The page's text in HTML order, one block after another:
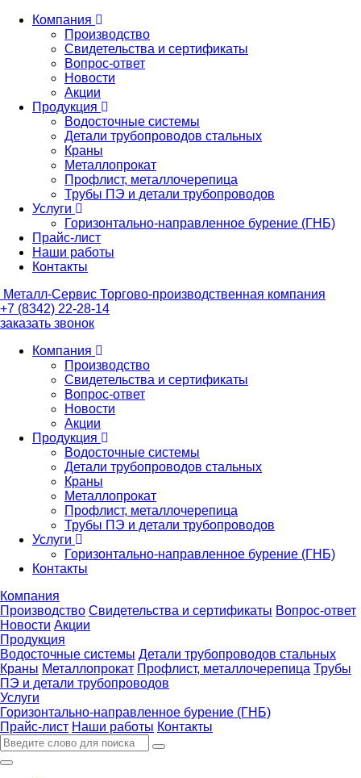
Компания
Производство
Свидетельства и сертификаты
Вопрос-ответ
Новости
Акции
Продукция
Водосточные системы
Детали трубопроводов стальных
Краны
Металлопрокат
Профлист, металлочерепица
Трубы ПЭ и детали трубопроводов
Услуги
Горизонтально-направленное бурение (ГНБ)
Прайс-лист
Наши работы
Контакты
Металл-Сервис Торгово-производственная компания
+7 (8342) 22-28-14
заказать звонок
Компания
Производство
Свидетельства и сертификаты
Вопрос-ответ
Новости
Акции
Продукция
Водосточные системы
Детали трубопроводов стальных
Краны
Металлопрокат
Профлист, металлочерепица
Трубы ПЭ и детали трубопроводов
Услуги
Горизонтально-направленное бурение (ГНБ)
Контакты
Компания
Производство Свидетельства и сертификаты Вопрос-ответ
Новости Акции
Продукция
Водосточные системы Детали трубопроводов стальных
Краны Металлопрокат Профлист, металлочерепица Трубы
ПЭ и детали трубопроводов
Услуги
Горизонтально-направленное бурение (ГНБ)
Прайс-лист Наши работы Контакты